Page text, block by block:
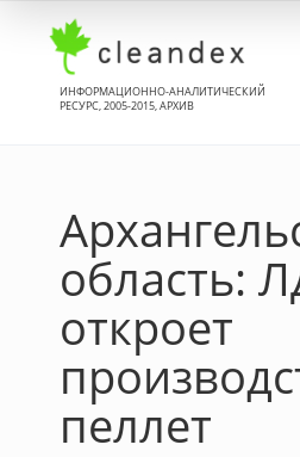
ИНФОРМАЦИОННО-АНАЛИТИЧЕСКИЙ
РЕСУРС, 2005-2015, АРХИВ
область:
откроет
пеллет